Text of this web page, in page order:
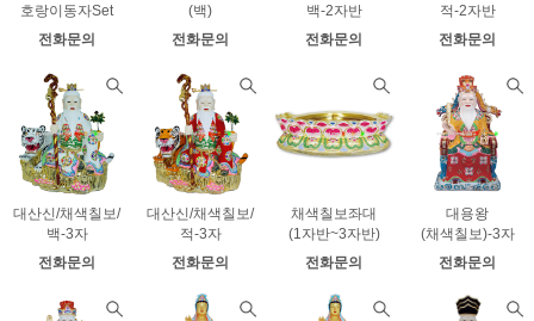
호랑이동자Set
전화문의
(백)
전화문의
백-2자반
전화문의
적-2자반
전화문의
대산신/채색칠보/
백-3자
전화문의
대산신/채색칠보/
적-3자
전화문의
채색칠보좌대
(1자반~3자반)
전화문의
대용왕
(채색칠보)-3자
전화문의